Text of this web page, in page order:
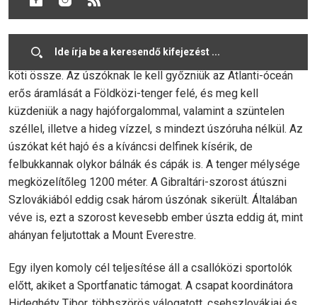
veszik célba.
A Gibraltári-szoros a Földközi-tengert és az Atlanti-óceánt
köti össze. Az úszóknak le kell győzniük az Atlanti-óceán
erős áramlását a Földközi-tenger felé, és meg kell
küzdeniük a nagy hajóforgalommal, valamint a szüntelen
széllel, illetve a hideg vízzel, s mindezt úszóruha nélkül. Az
úszókat két hajó és a kíváncsi delfinek kísérik, de
felbukkannak olykor bálnák és cápák is. A tenger mélysége
megközelítőleg 1200 méter. A Gibraltári-szorost átúszni
Szlovákiából eddig csak három úszónak sikerült. Általában
véve is, ezt a szorost kevesebb ember úszta eddig át, mint
ahányan feljutottak a Mount Everestre.
Egy ilyen komoly cél teljesítése áll a csallóközi sportolók
előtt, akiket a Sportfanatic támogat. A csapat koordinátora